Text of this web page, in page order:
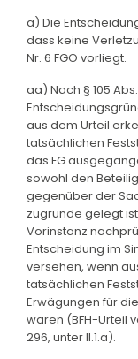
a) Die
dass keine
Nr. 6 FGO vorliegt.
aa) Nach § 105
aus dem Urteil
tatsächlichen
das FG
sowohl den
gegenüber der
zugrunde gelegt
Vorinstanz
Entscheidung im
versehen, wenn
tatsächlichen
Erwägungen für
waren (BFH-Urteil
296, unter II.1.a).